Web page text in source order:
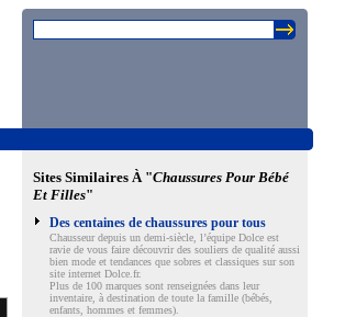
Sites Similaires À "Chaussures Pour Bébé
Et Filles"
Des centaines de chaussures pour tous
Chausseur depuis un demi-siècle, l’équipe Dolce est
ravie de vous faire découvrir des souliers de qualité aussi
bien mode et tendances que sobres et classiques sur son
site internet Dolce.fr.
Plus de 100 marques sont renseignées dans leur
inventaire, à destination de toute la famille (bébés,
enfants, hommes et femmes).